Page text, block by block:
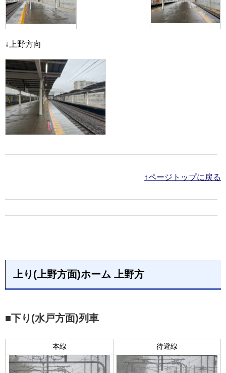
↓上野方向
↑ページトップに戻る
上り(上野方面)ホーム 上野方
■下り(水戸方面)列車
本線 待避線